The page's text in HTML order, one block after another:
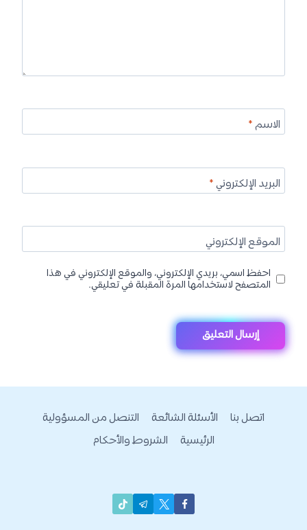
الاسم*
البريد الإلكتروني*
الموقع الإلكتروني
احفظ اسمي، بريدي الإلكتروني، والموقع الإلكتروني في هذا
المتصفح لاستخدامها المرة المقبلة في تعليقي.
اتصل بنا الأسئلة الشائعة
التنصل من المسؤولية
الرئيسية
الشروط والأحكام